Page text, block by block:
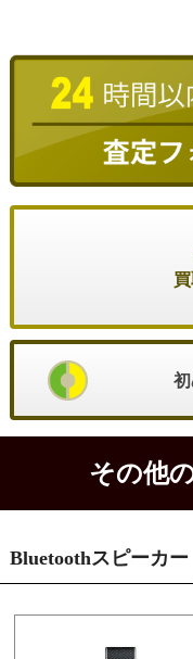
その他
Bluetoothスピーカー